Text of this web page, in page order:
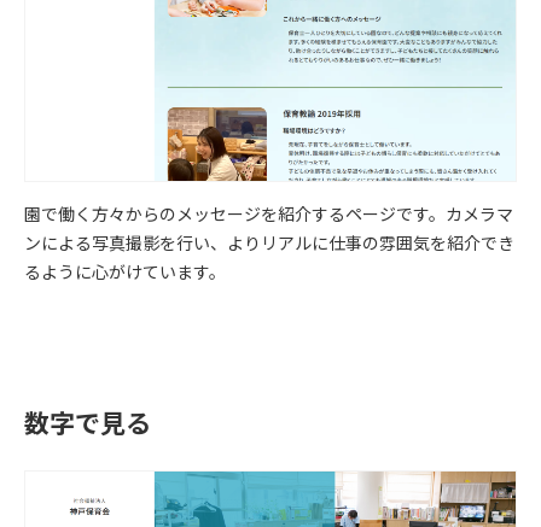
園で働く方々からのメッセージを紹介するページです。カメラマ
ンによる写真撮影を行い、よりリアルに仕事の雰囲気を紹介でき
るように心がけています。
数字で見る